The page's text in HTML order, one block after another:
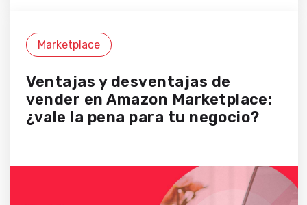
Marketplace
Ventajas y desventajas de
vender en Amazon Marketplace:
¿vale la pena para tu negocio?